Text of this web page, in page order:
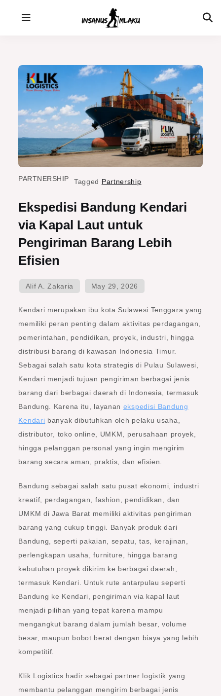
PARTNERSHIP Tagged Partnership
Ekspedisi Bandung Kendari
via Kapal Laut untuk
Pengiriman Barang Lebih
Efisien
Kendari merupakan ibu kota Sulawesi Tenggara yang
memiliki peran penting dalam aktivitas perdagangan,
pemerintahan, pendidikan, proyek, industri, hingga
distribusi barang di kawasan Indonesia Timur.
Sebagai salah satu kota strategis di Pulau Sulawesi,
Kendari menjadi tujuan pengiriman berbagai jenis
barang dari berbagai daerah di Indonesia, termasuk
Bandung. Karena itu, layanan ekspedisi Bandung
Kendari banyak dibutuhkan oleh pelaku usaha,
distributor, toko online, UMKM, perusahaan proyek,
hingga pelanggan personal yang ingin mengirim
barang secara aman, praktis, dan efisien.
Bandung sebagai salah satu pusat ekonomi, industri
kreatif, perdagangan, fashion, pendidikan, dan
UMKM di Jawa Barat memiliki aktivitas pengiriman
barang yang cukup tinggi. Banyak produk dari
Bandung, seperti pakaian, sepatu, tas, kerajinan,
perlengkapan usaha, furniture, hingga barang
kebutuhan proyek dikirim ke berbagai daerah,
termasuk Kendari. Untuk rute antarpulau seperti
Bandung ke Kendari, pengiriman via kapal laut
menjadi pilihan yang tepat karena mampu
mengangkut barang dalam jumlah besar, volume
besar, maupun bobot berat dengan biaya yang lebih
kompetitif.
Klik Logistics hadir sebagai partner logistik yang
membantu pelanggan mengirim berbagai jenis